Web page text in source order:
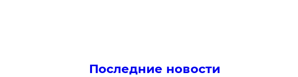
Последние новости